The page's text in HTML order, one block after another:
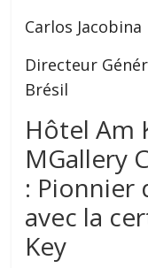
Carlos Jacobina
Directeur
Brésil
Hôtel Am
MGallery
: Pionnier
avec la
Key